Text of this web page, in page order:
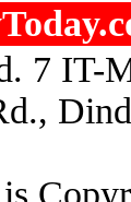
7 IT-
is